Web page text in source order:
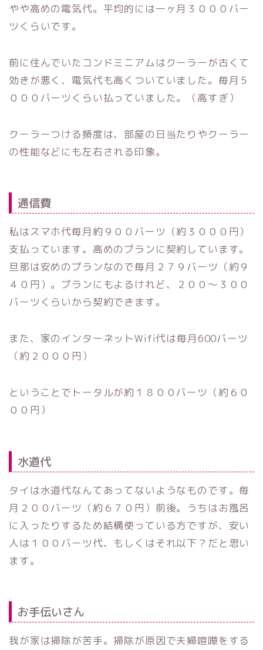
やや高めの電気代。平均的には一ヶ月３０００バー
ツくらいです。
前に住んでいたコンドミニアムはクーラーが古くて
効きが悪く、電気代も高くついていました。毎月５
０００バーツくらい払っていました。（高すぎ）
クーラーつける頻度は、部屋の日当たりやクーラー
の性能などにも左右される印象。
通信費
私はスマホ代毎月約９００バーツ（約３０００円）
支払っています。高めのプランに契約しています。
旦那は安めのプランなので毎月２７９バーツ（約９
４０円）。プランにもよるけれど、２００〜３００
バーツくらいから契約できます。
また、家のインターネットWifi代は毎月600バーツ
（約２０００円）
ということでトータルが約１８００バーツ（約６０
００円）
水道代
タイは水道代なんてあってないようなものです。毎
月２００バーツ（約６７０円）前後。うちはお風呂
に入ったりするため結構使っている方ですが、安い
人は１００バーツ代、もしくはそれ以下？だと思い
ます。
お手伝いさん
我が家は掃除が苦手。掃除が原因で夫婦喧嘩をする